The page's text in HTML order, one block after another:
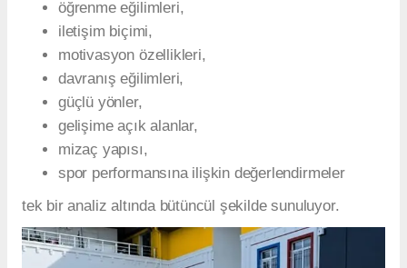
öğrenme eğilimleri,
iletişim biçimi,
motivasyon özellikleri,
davranış eğilimleri,
güçlü yönler,
gelişime açık alanlar,
mizaç yapısı,
spor performansına ilişkin değerlendirmeler
tek bir analiz altında bütüncül şekilde sunuluyor.